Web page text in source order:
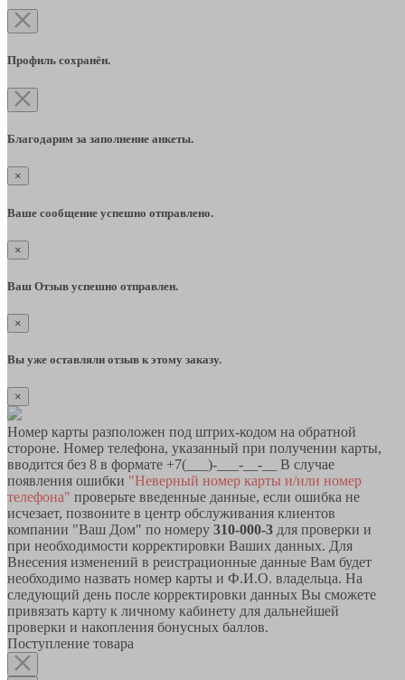
Профиль сохранён.
Благодарим за заполнение анкеты.
×
Ваше сообщение успешно отправлено.
×
Ваш Отзыв успешно отправлен.
×
Вы уже оставляли отзыв к этому заказу.
×
Номер карты разположен под штрих-кодом на обратной
стороне. Номер телефона, указанный при получении карты,
вводится без 8 в формате +7(___)-___-__-__ В случае
появления ошибки "Неверный номер карты и/или номер
телефона" проверьте введенные данные, если ошибка не
исчезает, позвоните в центр обслуживания клиентов
компании "Ваш Дом" по номеру 310-000-3 для проверки и
при необходимости корректировки Ваших данных. Для
Внесения изменений в реистрационные данные Вам будет
необходимо назвать номер карты и Ф.И.О. владельца. На
следующий день после корректировки данных Вы сможете
привязать карту к личному кабинету для дальнейшей
проверки и накопления бонусных баллов.
Поступление товара